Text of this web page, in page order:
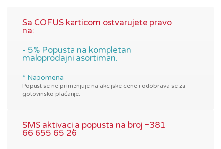
Sa COFUS karticom ostvarujete pravo
na:
- 5% Popusta na kompletan
maloprodajni asortiman.
* Napomena
Popust se ne primenjuje na akcijske cene i odobrava se za
gotovinsko plaćanje.
SMS aktivacija popusta na broj +381
66 655 65 26